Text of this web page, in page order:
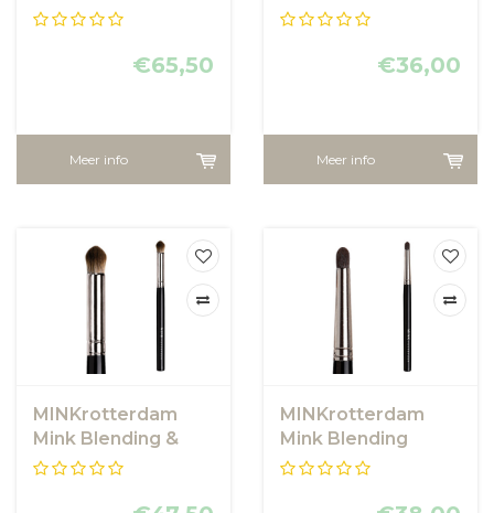
Brush
€65,50
Meer info
Brush
€36,00
Meer info
MINKrotterdam
Mink Blending &
Concealer Brush
MINKrotterdam
Mink Blending
Small Brush